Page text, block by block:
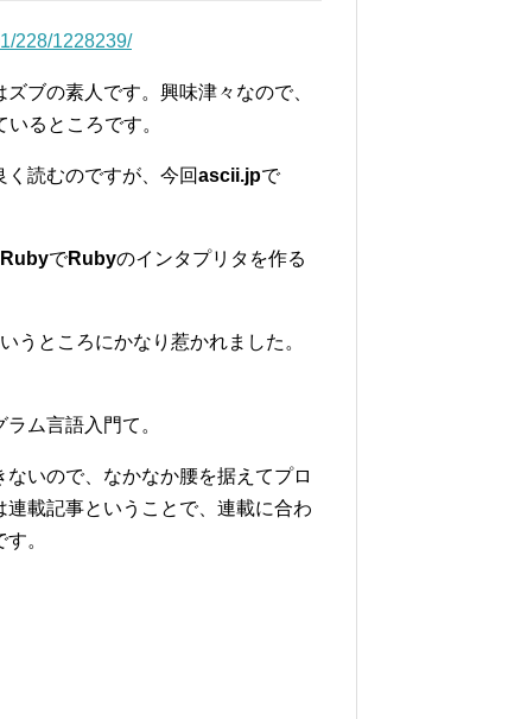
228/1228239/
ブの素人です。興味津々なので、
るところです。
読むのですが、今回ascii.jpで
RubyでRubyのインタプリタを作る
うところにかなり惹かれました。
ム言語入門て。
いので、なかなか腰を据えてプロ
載記事ということで、連載に合わ
。